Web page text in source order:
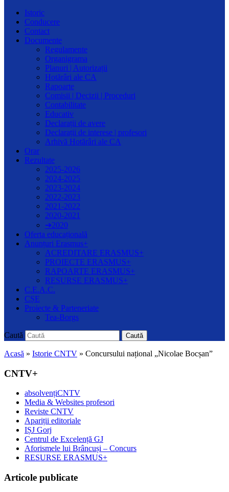
Istoric
Conducere
Contact
Documente
Regulamente
Organigrama
Planuri | Autorizații
Hotărâri ale CA
Rapoarte
Comisii | Decizii | Proceduri
Contabilitate
Educativ
Declarații de avere
Declarații de interese | profesori
Arhivă Hotărâri ale CA
Orar
Rezultate
2025-2026
2024-2025
2023-2024
2022-2023
2021-2022
2020-2021
➔2020
Oferta educațională
Anunțuri Erasmus+
ACREDITARE ERASMUS+
PROIECTE ERASMUS+
RAPOARTE ERASMUS+
RESURSE ERASMUS+
C.E.A.C.
CȘE
Proiecte & Parteneriate
Tea-Borgs
Caută Caută
Acasă » Istorie CNTV » Concursului național „Nicolae Bocșan”
CNTV+
absolvențiCNTV
Media & Websites profesori
Reviste CNTV
Apariții editoriale
IȘJ Gorj
Centrul de Excelență GJ
Aforismele lui Brâncuși – Concurs
RESURSE ERASMUS+
Articole publicate